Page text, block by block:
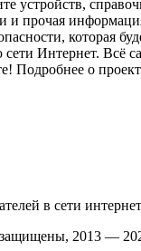
устройств,
и прочая
которая
Интернет. Всё
Подробнее о
в сети интернет
2013 —